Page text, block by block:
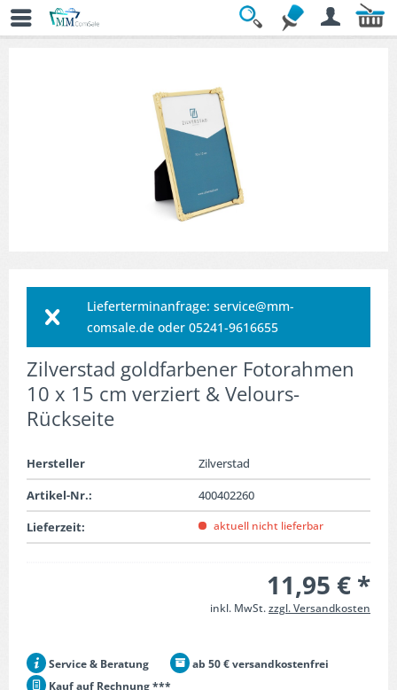
Übersicht
Lieferterminanfrage: service@mm-
comsale.de oder 05241-9616655
Zilverstad goldfarbener Fotorahmen
10 x 15 cm verziert & Velours-
Rückseite
Hersteller
Zilverstad
Artikel-Nr.:
400402260
Lieferzeit:
aktuell nicht lieferbar
11,95 € *
inkl. MwSt.zzgl. Versandkosten
Service & Beratung
ab 50 € versandkostenfrei
Kauf auf Rechnung ***